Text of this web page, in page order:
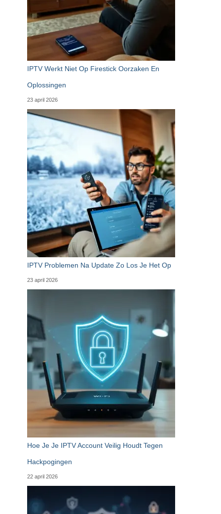
IPTV Werkt Niet Op Firestick Oorzaken En
Oplossingen
23 april 2026
IPTV Problemen Na Update Zo Los Je Het Op
23 april 2026
Hoe Je Je IPTV Account Veilig Houdt Tegen
Hackpogingen
22 april 2026